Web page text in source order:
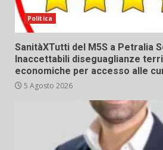
Politica
SanitàXTutti del M5S a Petralia
Inaccettabili diseguaglianze
economiche per accesso alle
5 Agosto 2026